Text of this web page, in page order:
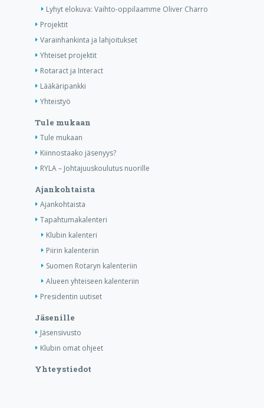
Lyhyt elokuva: Vaihto-oppilaamme Oliver Charro
Projektit
Varainhankinta ja lahjoitukset
Yhteiset projektit
Rotaract ja Interact
Lääkäripankki
Yhteistyö
Tule mukaan
Tule mukaan
Kiinnostaako jäsenyys?
RYLA – Johtajuuskoulutus nuorille
Ajankohtaista
Ajankohtaista
Tapahtumakalenteri
Klubin kalenteri
Piirin kalenteriin
Suomen Rotaryn kalenteriin
Alueen yhteiseen kalenteriin
Presidentin uutiset
Jäsenille
Jäsensivusto
Klubin omat ohjeet
Yhteystiedot